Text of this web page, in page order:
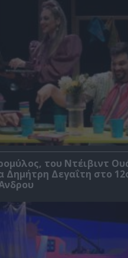
του Ντέιβιντ
Δημήτρη Δεγαΐτη στο